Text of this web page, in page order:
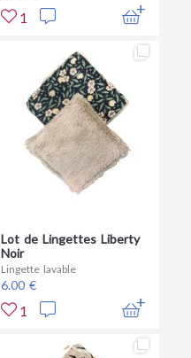
1
Lot de Lingettes Liberty
Noir
Lingette lavable
6.00 €
1